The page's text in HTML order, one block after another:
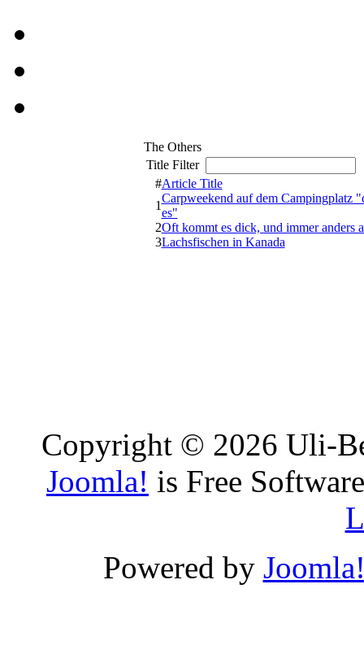
The Others
Title Filter
#Article Title
1
Carpweekend auf dem Campingplatz
es"
2Oft kommt es dick, und immer anders
3Lachsfischen in Kanada
Copyright © 2026 Uli-
Joomla! is Free
Powered by